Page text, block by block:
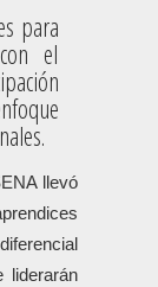
para
el
llevó
liderarán